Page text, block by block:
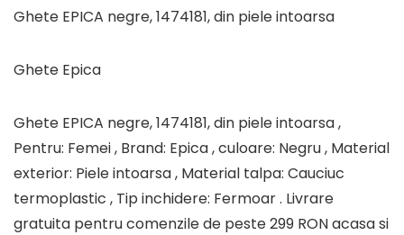
Ghete EPICA negre, 1474181, din piele intoarsa
Ghete Epica
Ghete EPICA negre, 1474181, din piele intoarsa ,
Pentru: Femei , Brand: Epica , culoare: Negru , Material
exterior: Piele intoarsa , Material talpa: Cauciuc
termoplastic , Tip inchidere: Fermoar . Livrare
gratuita pentru comenzile de peste 299 RON acasa si